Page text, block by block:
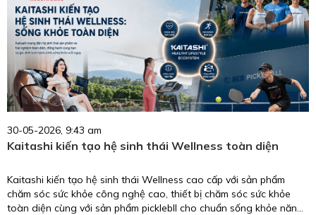
30-05-2026, 9:43 am
Kaitashi kiến tạo hệ sinh thái Wellness toàn diện
Kaitashi kiến tạo hệ sinh thái Wellness cao cấp với sản phẩm
chăm sóc sức khỏe công nghệ cao, thiết bị chăm sóc sức khỏe
toàn diện cùng với sản phẩm picklebll cho chuẩn sống khỏe năng